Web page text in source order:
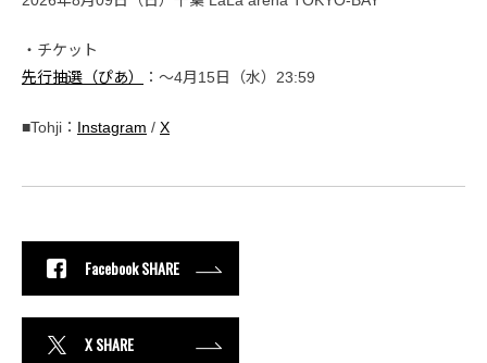
・チケット
先行抽選（ぴあ）
：〜4月15日（水）23:59
■Tohji： Instagram / X
Facebook SHARE
X SHARE